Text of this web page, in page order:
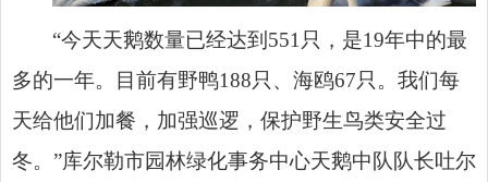
“今天天鹅数量已经达到551只，是19年中的最
多的一年。目前有野鸭188只、海鸥67只。我们每
天给他们加餐，加强巡逻，保护野生鸟类安全过
冬。”库尔勒市园林绿化事务中心天鹅中队队长吐尔